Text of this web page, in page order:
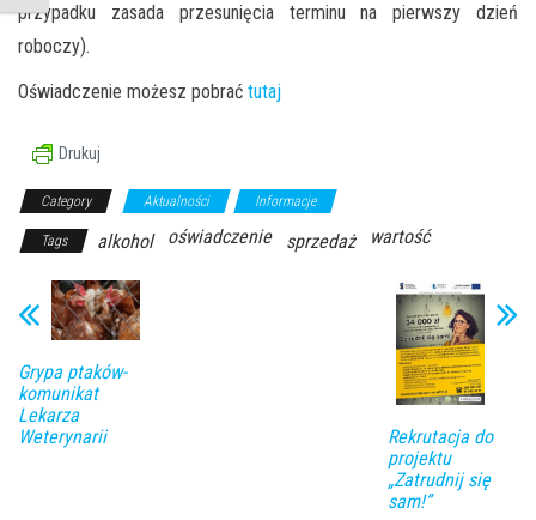
przypadku zasada przesunięcia terminu na pierwszy dzień
roboczy).
Oświadczenie możesz pobrać tutaj
Drukuj
Category Aktualności Informacje
Tags alkohol oświadczenie sprzedaż wartość
Grypa ptaków-
komunikat
Lekarza
Weterynarii
Rekrutacja do
projektu
„Zatrudnij się
sam!”